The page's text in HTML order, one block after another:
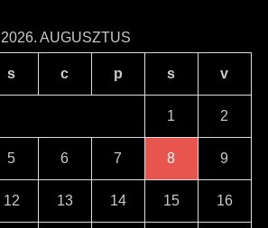
2026. AUGUSZTUS
s c p s v
1 2
5 6 7 8 9
12 13 14 15 16